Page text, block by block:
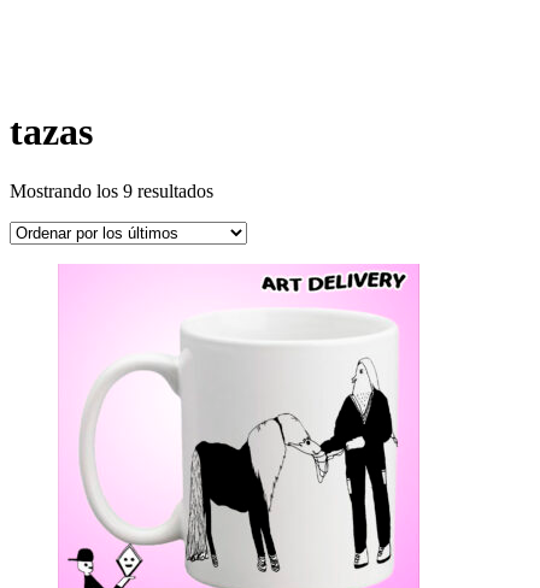
tazas
Mostrando los 9 resultadosOrdenado
los